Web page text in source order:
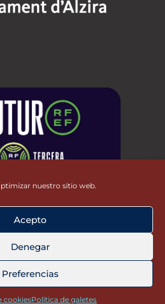
nuestro sitio web.
Acepto
Denegar
Preferencias
cookiesPolítica de galetes